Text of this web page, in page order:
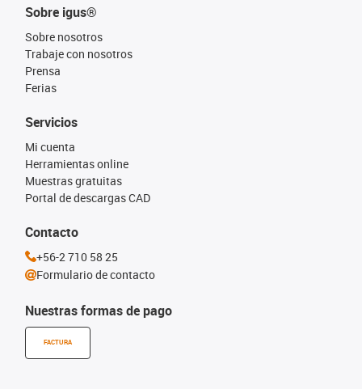
Sobre igus®
Sobre nosotros
Trabaje con nosotros
Prensa
Ferias
Nuestras formas de pago
FACTURA
Servicios
Mi cuenta
Herramientas online
Muestras gratuitas
Portal de descargas CAD
Contacto
+56-2 710 58 25
Formulario de contacto